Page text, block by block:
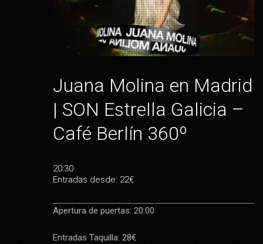
Juana Molina en Madrid
| SON Estrella Galicia –
Café Berlín 360º
20:30
Entradas desde: 22€
Apertura de puertas: 20:00
Entradas Taquilla: 28€